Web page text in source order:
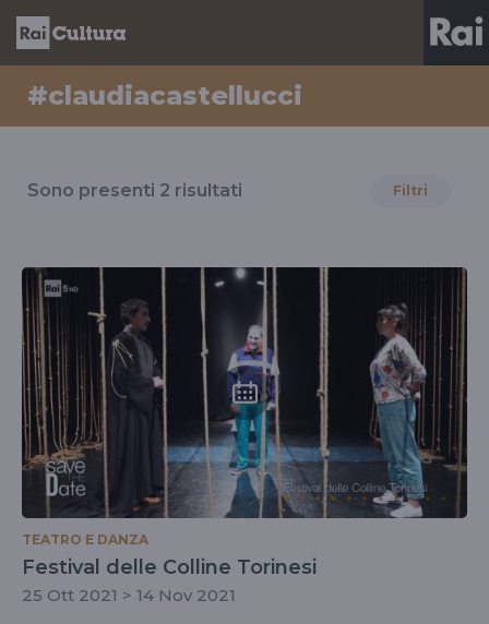
#claudiacastellucci
il
#claudiacastellucci
Sono presenti 2 risultati Filtri
TEATRO E DANZA
Festival delle Colline Torinesi
25 Ott 2021 > 14 Nov 2021